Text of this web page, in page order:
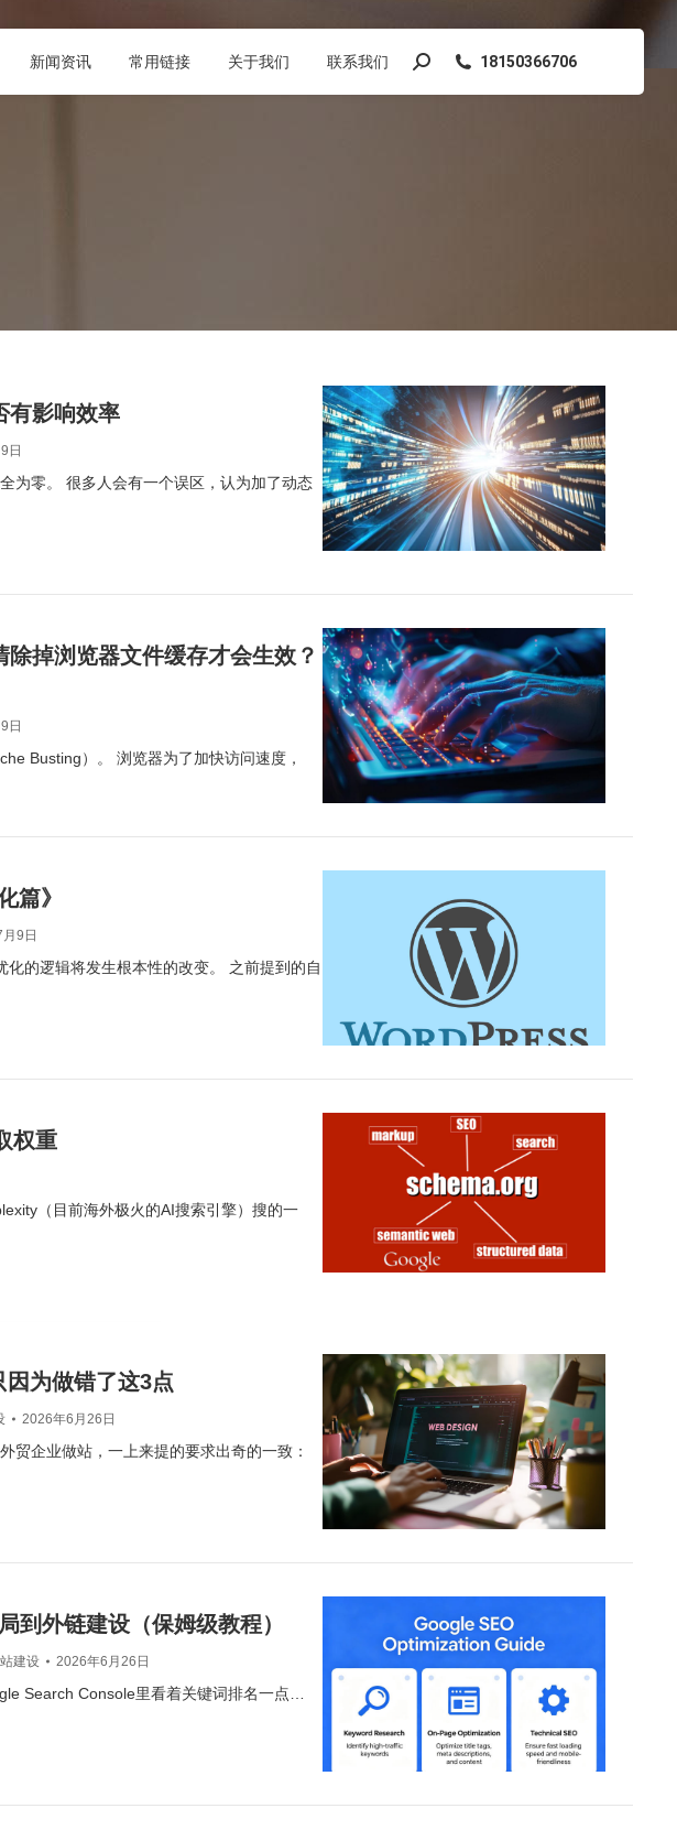
新闻资讯 常用链接 关于我们 联系我们
搜
18150366706
有影响效率
日
为零。 很多人会有一个误区，认为加了动态
掉浏览器文件缓存才会生效？
日
Busting）。 浏览器为了加快访问速度，
篇》
9日
的逻辑将发生根本性的改变。 之前提到的自
权重
（目前海外极火的AI搜索引擎）搜的一
为做错了这3点
2026年6月26日
贸企业做站，一上来提的要求出奇的一致：
到外链建设（保姆级教程）
建设 2026年6月26日
Search Console里看着关键词排名一点…